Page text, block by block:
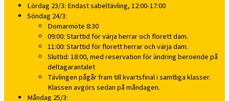
Lördag 23/3: Endast sabeltävling, 12:00-17:00
Söndag 24/3:
Domarmöte 8:30
09:00: Starttid för värja herrar och florett dam.
11:00: Starttid för florett herrar och värja dam.
Sluttid: 18:00, med reservation för ändring beroende på
deltagarantalet
Tävlingen pågår fram till kvartsfinal i samtliga klasser.
Klassen avgörs sedan på måndagen.
Måndag 25/3: